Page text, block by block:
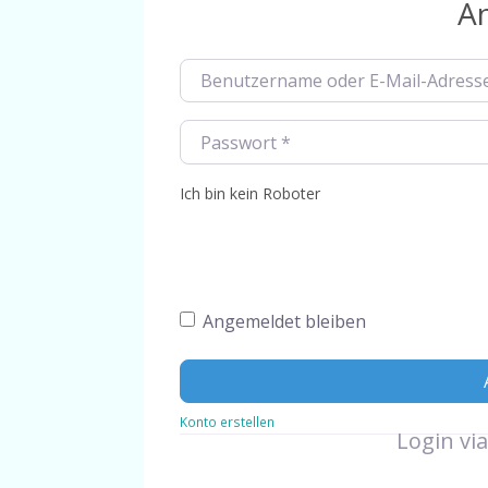
[ 29. Dezember 2024 ]
[ 14. März 2026 ]
Benutzername oder E-Mail-Adresse
Passwort
Ich bin kein Roboter
Angemeldet bleiben
Konto erstellen
Login